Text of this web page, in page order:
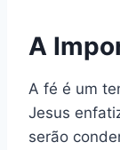
A
A fé é um
Jesus
serão